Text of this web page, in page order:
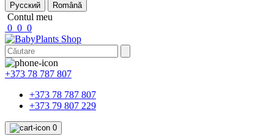
Русский
Română
Contul meu
0 0 0
+373 78 787 807
+373 78 787 807
+373 79 807 229
0